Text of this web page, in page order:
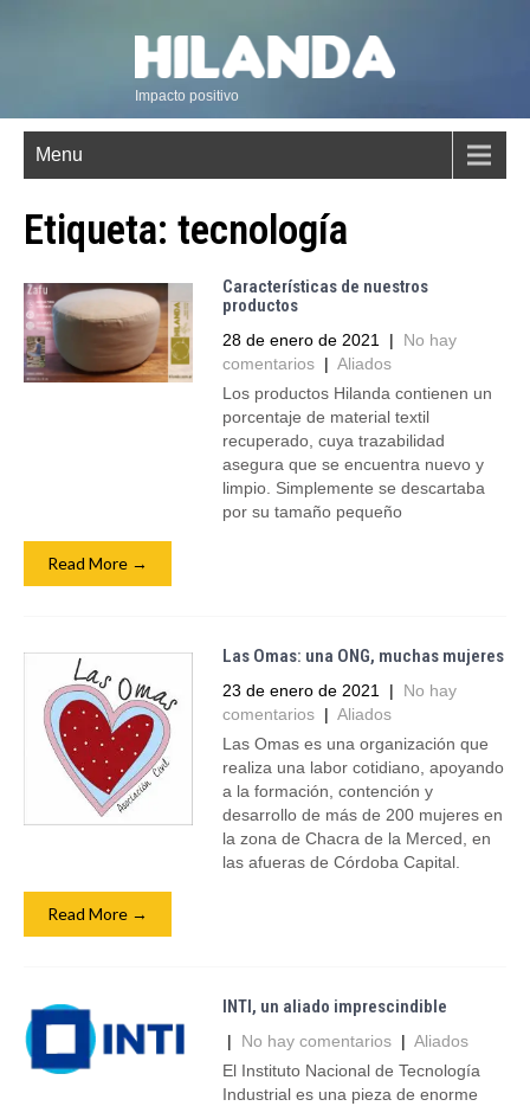
Impacto positivo
Menu
Etiqueta: tecnología
Características de nuestros
productos
28 de enero de 2021 | No hay
comentarios | Aliados
Los productos Hilanda contienen un
porcentaje de material textil
recuperado, cuya trazabilidad
asegura que se encuentra nuevo y
limpio. Simplemente se descartaba
por su tamaño pequeño
Read More →
Las Omas: una ONG, muchas mujeres
23 de enero de 2021 | No hay
comentarios | Aliados
Las Omas es una organización que
realiza una labor cotidiano, apoyando
a la formación, contención y
desarrollo de más de 200 mujeres en
la zona de Chacra de la Merced, en
las afueras de Córdoba Capital.
Read More →
INTI, un aliado imprescindible
| No hay comentarios | Aliados
El Instituto Nacional de Tecnología
Industrial es una pieza de enorme